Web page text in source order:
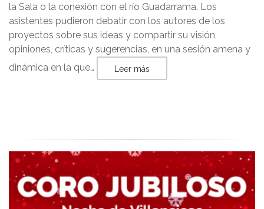
la Sala o la conexión con el río Guadarrama. Los
asistentes pudieron debatir con los autores de los
proyectos sobre sus ideas y compartir su visión,
opiniones, críticas y sugerencias, en una sesión amena y
dinámica en la que…
Leer más